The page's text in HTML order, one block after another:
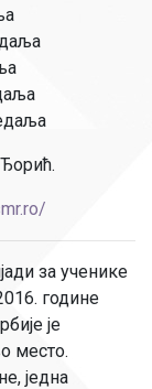
за ученике
године
је
место.
једна